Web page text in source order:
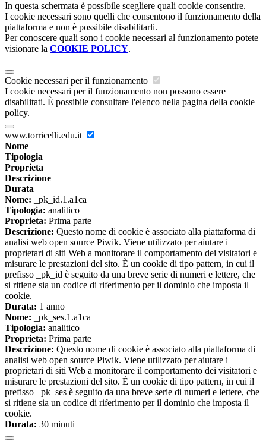
In questa schermata è possibile scegliere quali cookie consentire.
I cookie necessari sono quelli che consentono il funzionamento della
piattaforma e non è possibile disabilitarli.
Per conoscere quali sono i cookie necessari al funzionamento potete
visionare la COOKIE POLICY.
Cookie necessari per il funzionamento
I cookie necessari per il funzionamento non possono essere
disabilitati. È possibile consultare l'elenco nella pagina della cookie
policy.
www.torricelli.edu.it
Nome
Tipologia
Proprieta
Descrizione
Durata
Nome: _pk_id.1.a1ca
Tipologia: analitico
Proprieta: Prima parte
Descrizione: Questo nome di cookie è associato alla piattaforma di
analisi web open source Piwik. Viene utilizzato per aiutare i
proprietari di siti Web a monitorare il comportamento dei visitatori e
misurare le prestazioni del sito. È un cookie di tipo pattern, in cui il
prefisso _pk_id è seguito da una breve serie di numeri e lettere, che
si ritiene sia un codice di riferimento per il dominio che imposta il
cookie.
Durata: 1 anno
Nome: _pk_ses.1.a1ca
Tipologia: analitico
Proprieta: Prima parte
Descrizione: Questo nome di cookie è associato alla piattaforma di
analisi web open source Piwik. Viene utilizzato per aiutare i
proprietari di siti Web a monitorare il comportamento dei visitatori e
misurare le prestazioni del sito. È un cookie di tipo pattern, in cui il
prefisso _pk_ses è seguito da una breve serie di numeri e lettere, che
si ritiene sia un codice di riferimento per il dominio che imposta il
cookie.
Durata: 30 minuti